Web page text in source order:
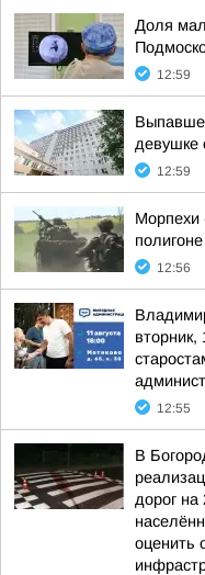
Доля
12:59
девушке
12:59
Морпехи
12:56
вторник,
12:55
В
дорог на
оценить